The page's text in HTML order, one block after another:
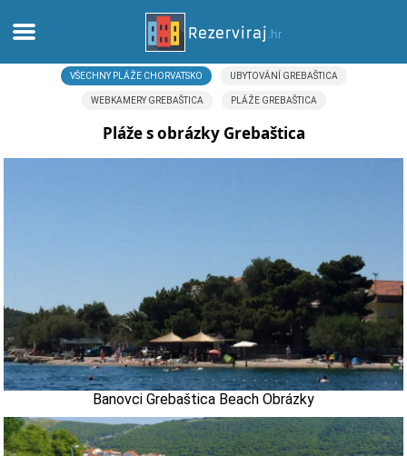
Seznamte se s Chorvatskem
Muzea
VŠECHNY PLÁŽE CHORVATSKO UBYTOVÁNÍ GREBAŠTICA
WEBKAMERY GREBAŠTICA PLÁŽE GREBAŠTICA
Pláže s obrázky Grebaštica
Banovci Grebaštica Beach Obrázky